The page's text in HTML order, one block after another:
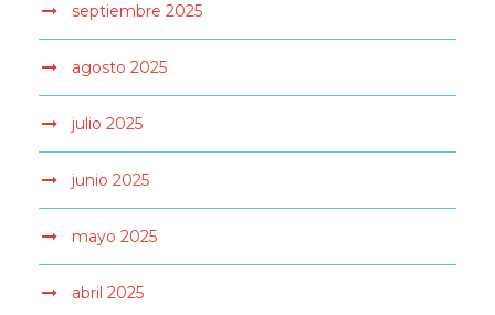
septiembre 2025
agosto 2025
julio 2025
junio 2025
mayo 2025
abril 2025